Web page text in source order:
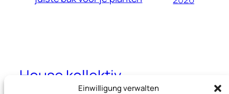
Einwilligung verwalten
House kollektiv